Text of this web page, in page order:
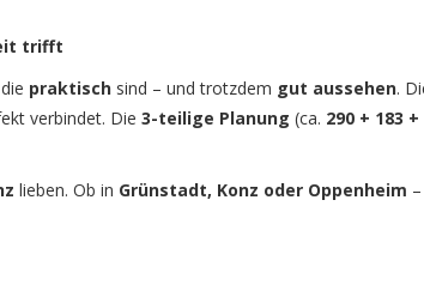
trifft
praktisch sind – und trotzdem gut aussehen.
verbindet. Die 3-teilige Planung (ca. 290 + 183
lieben. Ob in Grünstadt, Konz oder Oppenheim